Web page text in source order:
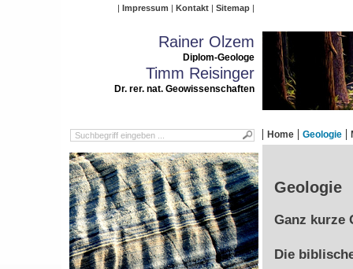
Impressum Kontakt Sitemap
Rainer Olzem
Diplom-Geologe
Timm Reisinger
Dr. rer. nat. Geowissenschaften
Home Geologie
Geologie
Ganz kurze
Die